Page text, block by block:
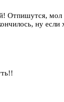
Отпишутся, мол
ну если